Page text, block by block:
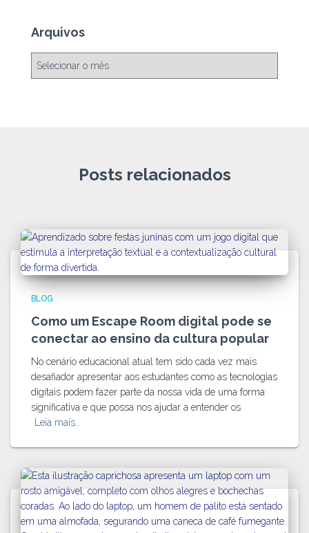
Arquivos
Posts relacionados
BLOG
Como um Escape Room digital pode se
conectar ao ensino da cultura popular
No cenário educacional atual tem sido cada vez mais
desafiador apresentar aos estudantes como as tecnologias
digitais podem fazer parte da nossa vida de uma forma
significativa e que possa nos ajudar a entender os
Leia mais…